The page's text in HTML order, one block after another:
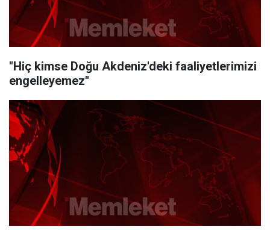
"Hiç kimse Doğu Akdeniz'deki faaliyetlerimizi
engelleyemez"